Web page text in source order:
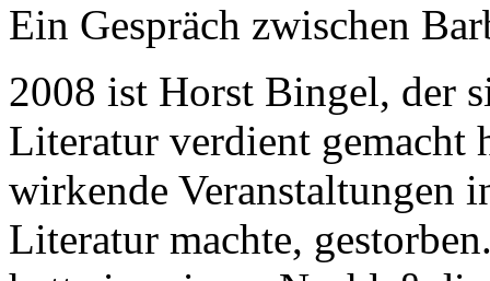
Ein Gespräch zwischen
2008 ist Horst Bingel, der
Literatur verdient gemacht
wirkende Veranstaltungen
Literatur machte,